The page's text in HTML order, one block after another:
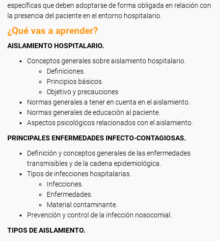
específicas que deben adoptarse de forma obligada en relación con
la presencia del paciente en el entorno hospitalario.
¿Qué vas a aprender?
AISLAMIENTO HOSPITALARIO.
Conceptos generales sobre aislamiento hospitalario.
Definiciones.
Principios básicos.
Objetivo y precauciones
Normas generales a tener en cuenta en el aislamiento.
Normas generales de educación al paciente.
Aspectos psicológicos relacionados con el aislamiento.
PRINCIPALES ENFERMEDADES INFECTO-CONTAGIOSAS.
Definición y conceptos generales de las enfermedades
transmisibles y de la cadena epidemiológica.
Tipos de infecciones hospitalarias.
Infecciones.
Enfermedades.
Material contaminante.
Prevención y control de la infección nosocomial.
TIPOS DE AISLAMIENTO.